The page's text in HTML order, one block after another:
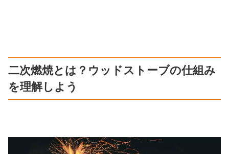
二次燃焼とは？ウッドストーブの仕組み
を理解しよう